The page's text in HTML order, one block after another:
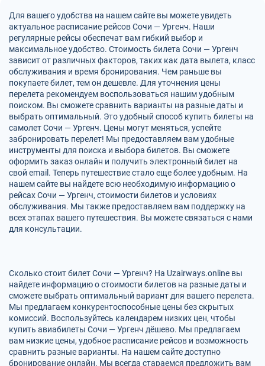
Для вашего удобства на нашем сайте вы можете увидеть
актуальное расписание рейсов Сочи — Ургенч. Наши
регулярные рейсы обеспечат вам гибкий выбор и
максимальное удобство. Стоимость билета Сочи — Ургенч
зависит от различных факторов, таких как дата вылета, класс
обслуживания и время бронирования. Чем раньше вы
покупаете билет, тем он дешевле. Для уточнения цены
перелета рекомендуем воспользоваться нашим удобным
поиском. Вы сможете сравнить варианты на разные даты и
выбрать оптимальный. Это удобный способ купить билеты на
самолет Сочи — Ургенч. Цены могут меняться, успейте
забронировать перелет! Мы предоставляем вам удобные
инструменты для поиска и выбора билетов. Вы сможете
оформить заказ онлайн и получить электронный билет на
свой email. Теперь путешествие стало еще более удобным. На
нашем сайте вы найдете всю необходимую информацию о
рейсах Сочи — Ургенч, стоимости билетов и условиях
обслуживания. Мы также предоставляем вам поддержку на
всех этапах вашего путешествия. Вы можете связаться с нами
для консультации.
Сколько стоит билет Сочи — Ургенч? На Uzairways.online вы
найдете информацию о стоимости билетов на разные даты и
сможете выбрать оптимальный вариант для вашего перелета.
Мы предлагаем конкурентоспособные цены без скрытых
комиссий. Воспользуйтесь календарем низких цен, чтобы
купить авиабилеты Сочи — Ургенч дёшево. Мы предлагаем
вам низкие цены, удобное расписание рейсов и возможность
сравнить разные варианты. На нашем сайте доступно
бронирование онлайн. Мы всегда стараемся предложить вам